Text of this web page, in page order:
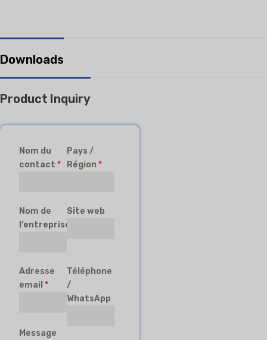
Downloads
Product Inquiry
Nom du
contact *
Pays /
Région*
Nom de
l'entreprise
Site web
Adresse
email *
Téléphone
/
WhatsApp
Message